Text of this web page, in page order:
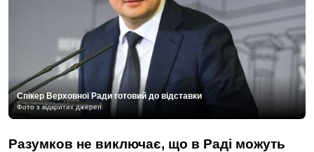
Спікер Верховної Ради готовий до відставки
Фото з відкритих джерел
Разумков не виключає, що в Раді можуть